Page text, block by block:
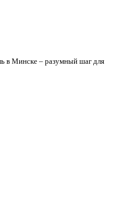
в Минске – разумный шаг для